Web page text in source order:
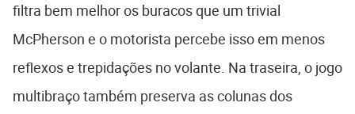
filtra bem melhor os buracos que um trivial
McPherson e o motorista percebe isso em menos
reflexos e trepidações no volante. Na traseira, o jogo
multibraço também preserva as colunas dos